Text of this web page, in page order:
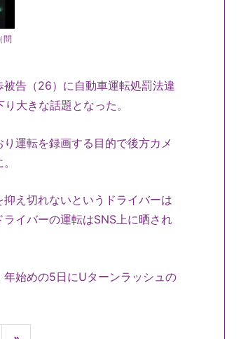
問
告（26）に自動車運転処罰法違
大きな話題となった。
運転を録画する目的で後方カメ
え切れないというドライバーは
イバーの運転はSNS上に晒され
始めの5日にUターンラッシュの